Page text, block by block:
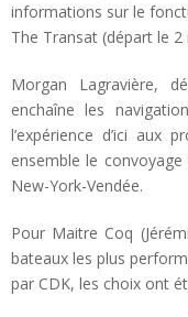
informations sur le
The Transat (départ le 2
Morgan Lagravière,
enchaîne les
l’expérience d’ici aux
ensemble le
New-York-Vendée.
Pour Maitre Coq
bateaux les plus
par CDK, les choix ont